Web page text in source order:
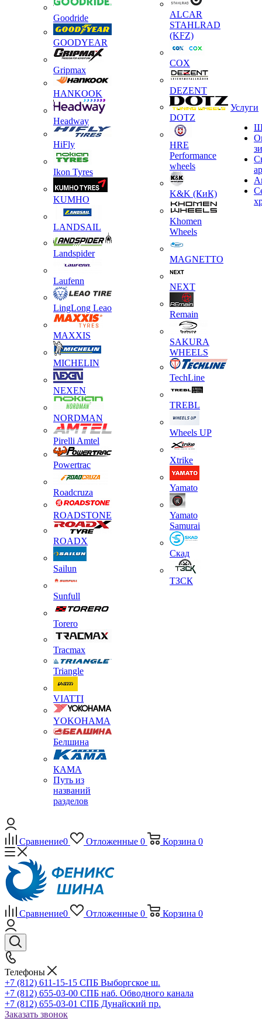
Goodride
GOODYEAR
Gripmax
HANKOOK
Headway
HiFly
Ikon Tyres
KUMHO
LANDSAIL
Landspider
Laufenn
LingLong Leao
MAXXIS
MICHELIN
NEXEN
NORDMAN
Pirelli Amtel
Powertrac
Roadcruza
ROADSTONE
ROADX
Sailun
Sunfull
Torero
Tracmax
Triangle
VIATTI
YOKOHAMA
Белшина
КАМА
Путь из
названий
разделов
ALCAR
STAHLRAD
(KFZ)
COX
DEZENT
DOTZ
HRE
Performance
wheels
K&K (КиК)
Khomen
Wheels
MAGNETTO
NEXT
Remain
SAKURA
WHEELS
TechLine
TREBL
Wheels UP
Xtrike
Yamato
Yamato
Samurai
Скад
ТЗСК
Услуги
Сравнение0 Отложенные 0 Корзина 0
Сравнение0 Отложенные 0 Корзина 0
Телефоны
+7 (812) 611-15-15 СПБ Выборгское ш.
+7 (812) 655-03-00 СПБ наб. Обводного канала
+7 (812) 655-03-01 СПБ Дунайский пр.
Заказать звонок